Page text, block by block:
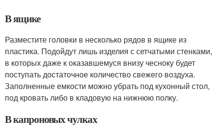
В ящике
Разместите головки в несколько рядов в ящике из
пластика. Подойдут лишь изделия с сетчатыми стенками,
в которых даже к оказавшемуся внизу чесноку будет
поступать достаточное количество свежего воздуха.
Заполненные емкости можно убрать под кухонный стол,
под кровать либо в кладовую на нижнюю полку.
В капроновых чулках